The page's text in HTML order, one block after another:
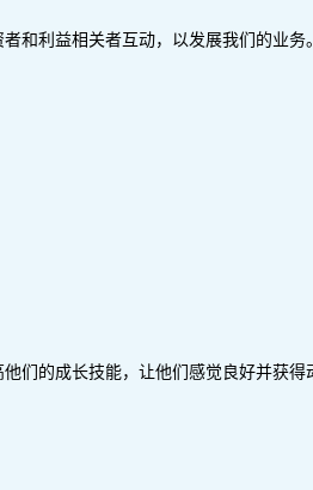
利益相关者互动，以发展我们的业
们的成长技能，让他们感觉良好并获得